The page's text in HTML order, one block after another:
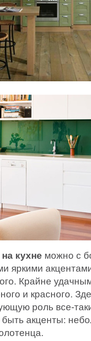
кухне можно с
яркими
Крайне
и красного.
роль все-
акценты: